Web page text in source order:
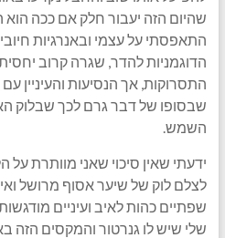
שהיום הזה יעבור חלק אם ככה הוא
התאפסתי על עצמי ובאנרגיות
הדוגמניות להדר, שגרה קרוב
התסרוקות, אך הנסיעות והעיניין
שבסופו של דבר גרם לכך שבלוק
השמש.
ידעתי שאין סיכוי שאני מוותרת על
לצלם לוק של שיער אסוף מרושל
שפתיים כהות לאיב ועיניים
שלי שיש לו גנרטור והמקסים הזה